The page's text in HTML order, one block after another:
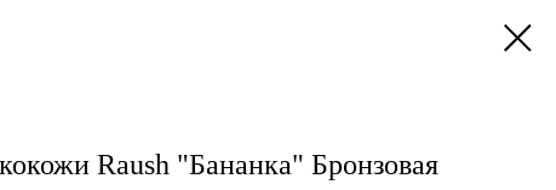
Raush "Бананка" Бронзовая